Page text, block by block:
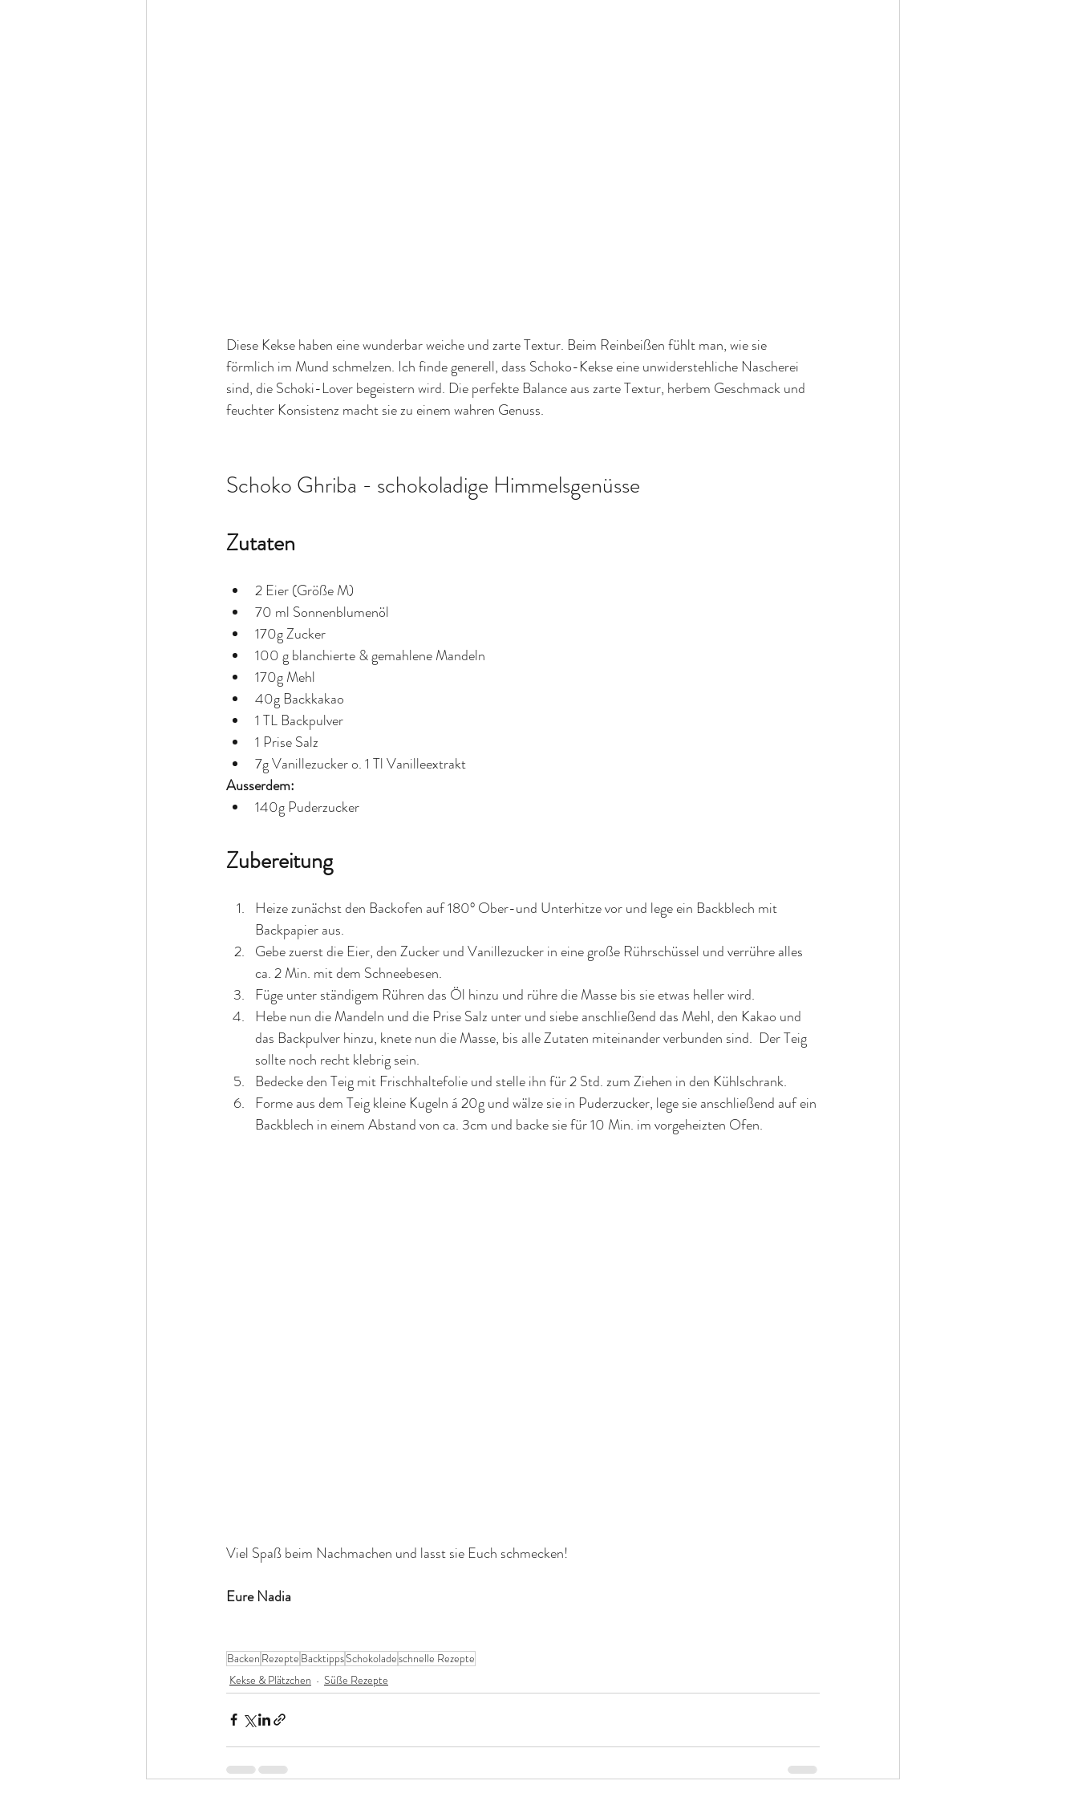
Diese Kekse haben eine wunderbar weiche und zarte Textur. Beim Reinbeißen fühlt man, wie sie
förmlich im Mund schmelzen. Ich finde generell, dass Schoko-Kekse eine unwiderstehliche Nascherei
sind, die Schoki-Lover begeistern wird. Die perfekte Balance aus zarte Textur, herbem Geschmack und
feuchter Konsistenz macht sie zu einem wahren Genuss.
Schoko Ghriba - schokoladige Himmelsgenüsse
Zutaten
2 Eier (Größe M)
70 ml Sonnenblumenöl
170g Zucker
100 g blanchierte & gemahlene Mandeln
170g Mehl
40g Backkakao
1 TL Backpulver
1 Prise Salz
7g Vanillezucker o. 1 Tl Vanilleextrakt
Ausserdem:
140g Puderzucker
Zubereitung
Heize zunächst den Backofen auf 180° Ober-und Unterhitze vor und lege ein Backblech mit
Backpapier aus.
Gebe zuerst die Eier, den Zucker und Vanillezucker in eine große Rührschüssel und verrühre alles
ca. 2 Min. mit dem Schneebesen.
Füge unter ständigem Rühren das Öl hinzu und rühre die Masse bis sie etwas heller wird.
Hebe nun die Mandeln und die Prise Salz unter und siebe anschließend das Mehl, den Kakao und
das Backpulver hinzu, knete nun die Masse, bis alle Zutaten miteinander verbunden sind.  Der Teig
sollte noch recht klebrig sein.
Bedecke den Teig mit Frischhaltefolie und stelle ihn für 2 Std. zum Ziehen in den Kühlschrank.
Forme aus dem Teig kleine Kugeln á 20g und wälze sie in Puderzucker, lege sie anschließend auf ein
Backblech in einem Abstand von ca. 3cm und backe sie für 10 Min. im vorgeheizten Ofen.
Viel Spaß beim Nachmachen und lasst sie Euch schmecken!
Eure Nadia
Backen Rezepte BacktippsSchokoladeschnelle Rezepte
Kekse & Plätzchen
Süße Rezepte